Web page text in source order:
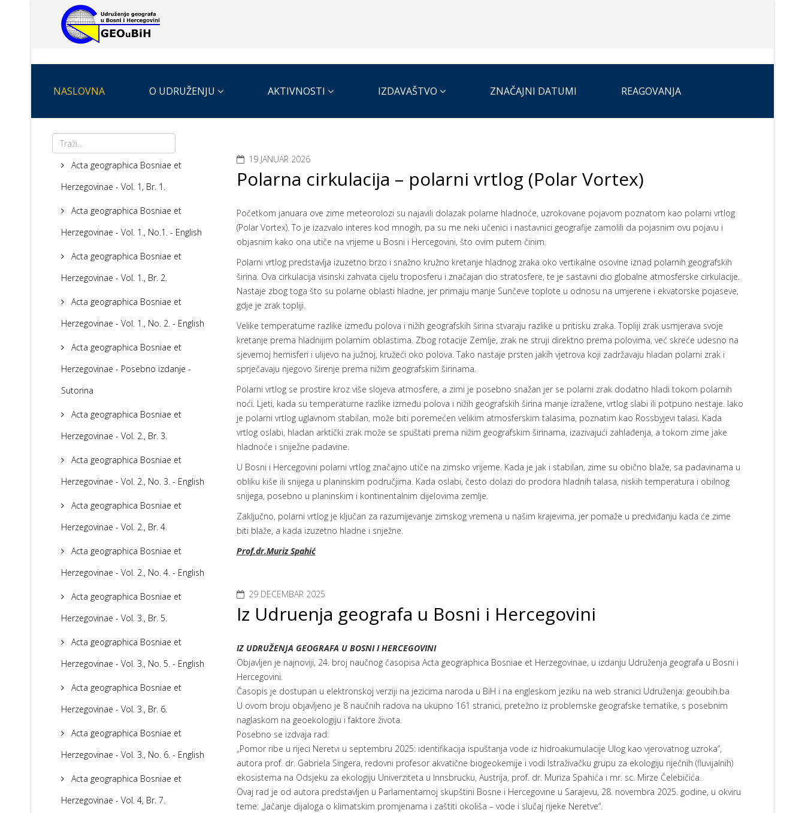
NASLOVNA O UDRUŽENJU AKTIVNOSTI IZDAVAŠTVO ZNAČAJNI DATUMI REAGOVANJA
Acta geographica Bosniae et
Herzegovinae - Vol. 1, Br. 1.
Acta geographica Bosniae et
Herzegovinae - Vol. 1., No.1. - English
Acta geographica Bosniae et
Herzegovinae - Vol. 1., Br. 2.
Acta geographica Bosniae et
Herzegovinae - Vol. 1., No. 2. - English
Acta geographica Bosniae et
Herzegovinae - Posebno izdanje -
Sutorina
Acta geographica Bosniae et
Herzegovinae - Vol. 2., Br. 3.
Acta geographica Bosniae et
Herzegovinae - Vol. 2., No. 3. - English
Acta geographica Bosniae et
Herzegovinae - Vol. 2., Br. 4.
Acta geographica Bosniae et
Herzegovinae - Vol. 2., No. 4. - English
Acta geographica Bosniae et
Herzegovinae - Vol. 3., Br. 5.
Acta geographica Bosniae et
Herzegovinae - Vol. 3., No. 5. - English
Acta geographica Bosniae et
Herzegovinae - Vol. 3., Br. 6.
Acta geographica Bosniae et
Herzegovinae - Vol. 3., No. 6. - English
Acta geographica Bosniae et
Herzegovinae - Vol. 4, Br. 7.
19 JANUAR 2026
Polarna cirkulacija – polarni vrtlog (Polar Vortex)
Početkom januara ove zime meteorolozi su najavili dolazak polarne hladnoće, uzrokovane pojavom poznatom kao polarni vrtlog
(Polar Vortex). To je izazvalo interes kod mnogih, pa su me neki učenici i nastavnici geografije zamolili da pojasnim ovu pojavu i
objasnim kako ona utiče na vrijeme u Bosni i Hercegovini, što ovim putem činim.
Polarni vrtlog predstavlja izuzetno brzo i snažno kružno kretanje hladnog zraka oko vertikalne osovine iznad polarnih geografskih
širina. Ova cirkulacija visinski zahvata cijelu troposferu i značajan dio stratosfere, te je sastavni dio globalne atmosferske cirkulacije.
Nastaje zbog toga što su polarne oblasti hladne, jer primaju manje Sunčeve toplote u odnosu na umjerene i ekvatorske pojaseve,
gdje je zrak topliji.
Velike temperaturne razlike između polova i nižih geografskih širina stvaraju razlike u pritisku zraka. Topliji zrak usmjerava svoje
kretanje prema hladnijim polarnim oblastima. Zbog rotacije Zemlje, zrak ne struji direktno prema polovima, već skreće udesno na
sjevernoj hemisferi i ulijevo na južnoj, kružeći oko polova. Tako nastaje prsten jakih vjetrova koji zadržavaju hladan polarni zrak i
sprječavaju njegovo širenje prema nižim geografskim širinama.
Polarni vrtlog se prostire kroz više slojeva atmosfere, a zimi je posebno snažan jer se polarni zrak dodatno hladi tokom polarnih
noći. Ljeti, kada su temperaturne razlike između polova i nižih geografskih širina manje izražene, vrtlog slabi ili potpuno nestaje. Iako
je polarni vrtlog uglavnom stabilan, može biti poremećen velikim atmosferskim talasima, poznatim kao Rossbyjevi talasi. Kada
vrtlog oslabi, hladan arktički zrak može se spuštati prema nižim geografskim širinama, izazivajući zahlađenja, a tokom zime jake
hladnoće i sniježne padavine.
U Bosni i Hercegovini polarni vrtlog značajno utiče na zimsko vrijeme. Kada je jak i stabilan, zime su obično blaže, sa padavinama u
obliku kiše ili snijega u planinskim područjima. Kada oslabi, često dolazi do prodora hladnih talasa, niskih temperatura i obilnog
snijega, posebno u planinskim i kontinentalnim dijelovima zemlje.
Zaključno, polarni vrtlog je ključan za razumijevanje zimskog vremena u našim krajevima, jer pomaže u predviđanju kada će zime
biti blaže, a kada izuzetno hladne i snježne.
Prof.dr.Muriz Spahić
29 DECEMBAR 2025
Iz Udruenja geografa u Bosni i Hercegovini
IZ UDRUŽENJA GEOGRAFA U BOSNI I HERCEGOVINI
Objavljen je najnoviji, 24. broj naučnog časopisa Acta geographica Bosniae et Herzegovinae, u izdanju Udruženja geografa u Bosni i
Hercegovini.
Časopis je dostupan u elektronskoj verziji na jezicima naroda u BiH i na engleskom jeziku na web stranici Udruženja: geoubih.ba
U ovom broju objavljeno je 8 naučnih radova na ukupno 161 stranici, pretežno iz problemske geografske tematike, s posebnim
naglaskom na geoekologiju i faktore života.
Posebno se izdvaja rad:
„Pomor ribe u rijeci Neretvi u septembru 2025: identifikacija ispuštanja vode iz hidroakumulacije Ulog kao vjerovatnog uzroka“,
autora prof. dr. Gabriela Singera, redovni profesor akvatične biogeokemije i vodi Istraživačku grupu za ekologiju riječnih (fluvijalnih)
ekosistema na Odsjeku za ekologiju Univerziteta u Innsbrucku, Austrija, prof. dr. Muriza Spahića i mr. sc. Mirze Čelebičića.
Ovaj rad je od autora predstavljen u Parlamentarnoj skupštini Bosne i Hercegovine u Sarajevu, 28. novembra 2025. godine, u okviru
teme: „Jačanje dijaloga o klimatskim promjenama i zaštiti okoliša – vode i slučaj rijeke Neretve“.